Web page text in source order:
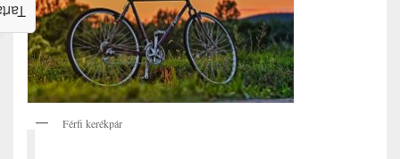
Férfi kerékpár